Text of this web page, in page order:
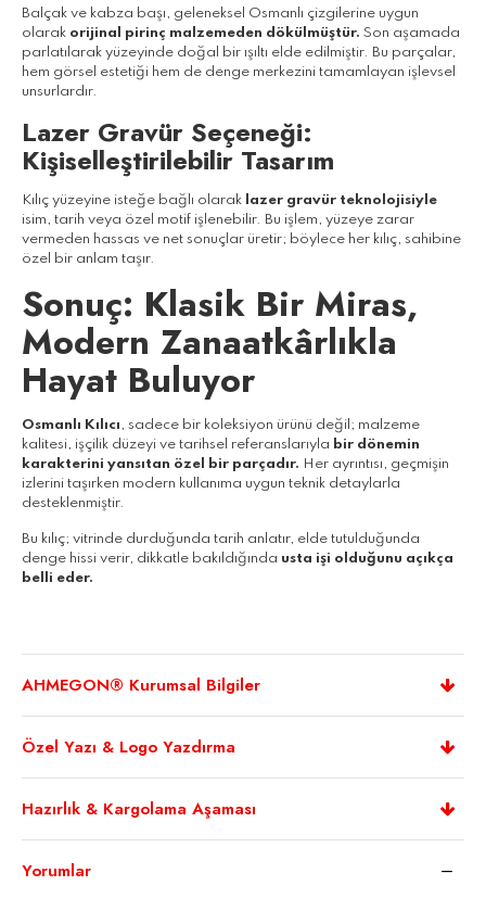
Balçak ve kabza başı, geleneksel Osmanlı çizgilerine uygun
olarak orijinal pirinç malzemeden dökülmüştür. Son aşamada
parlatılarak yüzeyinde doğal bir ışıltı elde edilmiştir. Bu parçalar,
hem görsel estetiği hem de denge merkezini tamamlayan işlevsel
unsurlardır.
Lazer Gravür Seçeneği:
Kişiselleştirilebilir Tasarım
Kılıç yüzeyine isteğe bağlı olarak
lazer gravür teknolojisiyle
isim, tarih veya özel motif işlenebilir. Bu işlem, yüzeye zarar
vermeden hassas ve net sonuçlar üretir; böylece her kılıç, sahibine
özel bir anlam taşır.
Sonuç: Klasik Bir Miras,
Modern Zanaatkârlıkla
Hayat Buluyor
Osmanlı Kılıcı, sadece bir koleksiyon ürünü değil; malzeme
kalitesi, işçilik düzeyi ve tarihsel referanslarıyla bir dönemin
karakterini yansıtan özel bir parçadır. Her ayrıntısı, geçmişin
izlerini taşırken modern kullanıma uygun teknik detaylarla
desteklenmiştir.
Bu kılıç; vitrinde durduğunda tarih anlatır, elde tutulduğunda
denge hissi verir, dikkatle bakıldığında usta işi olduğunu açıkça
belli eder.
AHMEGON® Kurumsal Bilgiler
Özel Yazı & Logo Yazdırma
Hazırlık & Kargolama Aşaması
Yorumlar